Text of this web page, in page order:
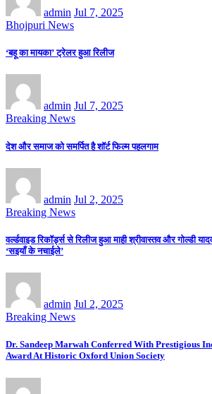
admin Jul 7, 2025
Bhojpuri News
‘बहू का मायका’ ट्रेलर हुआ रिलीज
admin Jul 7, 2025
Breaking News
देश और समाज को समर्पित है शॉर्ट फिल्म पहलगाम
admin Jul 2, 2025
Breaking News
वर्ल्डवाइड रिकॉर्ड्स से रिलीज हुआ माही श्रीवास्तव और गोल्डी
‘सइयाँ के नचाईले’
admin Jul 2, 2025
Breaking News
Dr. Sandeep Marwah Conferred With Prestigious
Award At Historic Oxford Union Society